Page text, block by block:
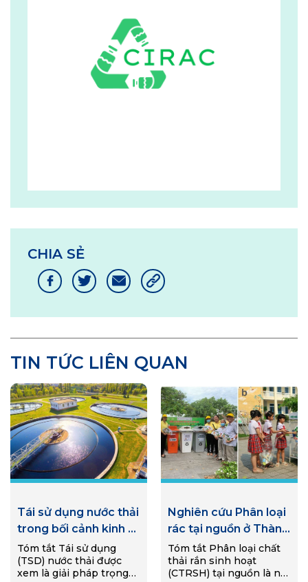
CHIA SẺ
TIN TỨC LIÊN QUAN
Tái sử dụng nước thải
trong bối cảnh kinh tế
tuần hoàn: Tính cấp
thiết của việc loại bỏ
muối và các công
Tóm tắt Tái sử dụng
(TSD) nước thải được
xem là giải pháp trọng
Nghiên cứu Phân loại
rác tại nguồn ở Thành
phố Huế giai đoạn
2022 – 2025: Bài học
kinh nghiệm và
Tóm tắt Phân loại chất
thải rắn sinh hoạt
(CTRSH) tại nguồn là nội